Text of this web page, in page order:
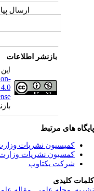
ارسال
بازنشر اطلاعات
4.0
های مرتبط
کمیسیون نشریات وزارت
کمسیون نشریات وزارت
شرکت یکتاوب
کلیدی